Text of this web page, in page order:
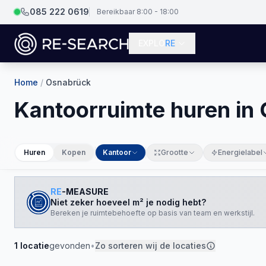
085 222 0619 Bereikbaar 8:00 - 18:00
RE
Home / Osnabrück
Kantoorruimte huren in
Huren Kopen Kantoor Grootte Energielabel
RE-MEASURE
Niet zeker hoeveel m² je nodig hebt?
Bereken je ruimtebehoefte op basis van team en werkstijl.
1 locatiegevonden•Zo sorteren wij de locaties